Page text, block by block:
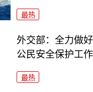
最热
外交部：全力做
公民安全保护工作
最热